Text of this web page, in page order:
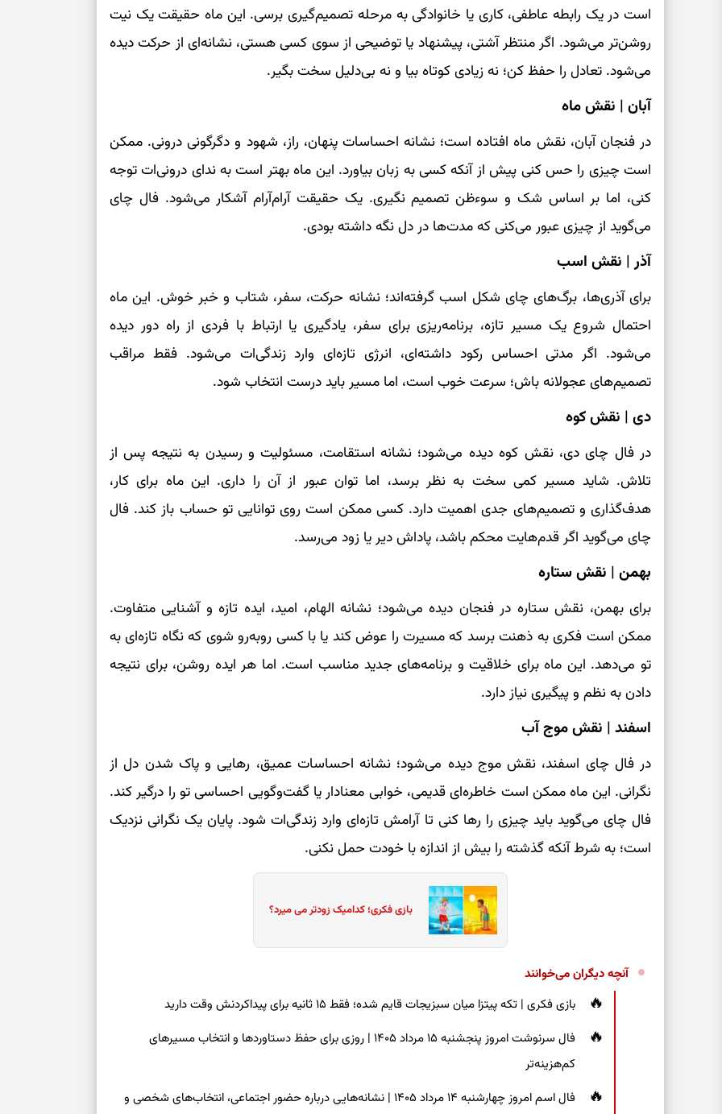
است در یک رابطه عاطفی، کاری یا خانوادگی به مرحله تصمیم‌گیری برسی. این ماه حقیقت یک نیت
روشن‌تر می‌شود. اگر منتظر آشتی، پیشنهاد یا توضیحی از سوی کسی هستی، نشانه‌ای از حرکت دیده
می‌شود. تعادل را حفظ کن؛ نه زیادی کوتاه بیا و نه بی‌دلیل سخت بگیر.
آبان | نقش ماه
در فنجان آبان، نقش ماه افتاده است؛ نشانه احساسات پنهان، راز، شهود و دگرگونی درونی. ممکن
است چیزی را حس کنی پیش از آنکه کسی به زبان بیاورد. این ماه بهتر است به ندای درونی‌ات توجه
کنی، اما بر اساس شک و سوءظن تصمیم نگیری. یک حقیقت آرام‌آرام آشکار می‌شود. فال چای
می‌گوید از چیزی عبور می‌کنی که مدت‌ها در دل نگه داشته بودی.
آذر | نقش اسب
برای آذری‌ها، برگ‌های چای شکل اسب گرفته‌اند؛ نشانه حرکت، سفر، شتاب و خبر خوش. این ماه
احتمال شروع یک مسیر تازه، برنامه‌ریزی برای سفر، یادگیری یا ارتباط با فردی از راه دور دیده
می‌شود. اگر مدتی احساس رکود داشته‌ای، انرژی تازه‌ای وارد زندگی‌ات می‌شود. فقط مراقب
تصمیم‌های عجولانه باش؛ سرعت خوب است، اما مسیر باید درست انتخاب شود.
دی | نقش کوه
در فال چای دی، نقش کوه دیده می‌شود؛ نشانه استقامت، مسئولیت و رسیدن به نتیجه پس از
تلاش. شاید مسیر کمی سخت به نظر برسد، اما توان عبور از آن را داری. این ماه برای کار،
هدف‌گذاری و تصمیم‌های جدی اهمیت دارد. کسی ممکن است روی توانایی تو حساب باز کند. فال
چای می‌گوید اگر قدم‌هایت محکم باشد، پاداش دیر یا زود می‌رسد.
بهمن | نقش ستاره
برای بهمن، نقش ستاره در فنجان دیده می‌شود؛ نشانه الهام، امید، ایده تازه و آشنایی متفاوت.
ممکن است فکری به ذهنت برسد که مسیرت را عوض کند یا با کسی روبه‌رو شوی که نگاه تازه‌ای به
تو می‌دهد. این ماه برای خلاقیت و برنامه‌های جدید مناسب است. اما هر ایده روشن، برای نتیجه
دادن به نظم و پیگیری نیاز دارد.
اسفند | نقش موج آب
در فال چای اسفند، نقش موج دیده می‌شود؛ نشانه احساسات عمیق، رهایی و پاک شدن دل از
نگرانی. این ماه ممکن است خاطره‌ای قدیمی، خوابی معنادار یا گفت‌وگویی احساسی تو را درگیر کند.
فال چای می‌گوید باید چیزی را رها کنی تا آرامش تازه‌ای وارد زندگی‌ات شود. پایان یک نگرانی نزدیک
است؛ به شرط آنکه گذشته را بیش از اندازه با خودت حمل نکنی.
بازی فکری؛ کدامیک زودتر می میرد؟
آنچه دیگران می‌خوانند
بازی فکری | تکه پیتزا میان سبزیجات قایم شده؛ فقط ۱۵ ثانیه برای پیداکردنش وقت دارید
فال سرنوشت امروز پنجشنبه ۱۵ مرداد ۱۴۰۵ | روزی برای حفظ دستاوردها و انتخاب مسیرهای
کم‌هزینه‌تر
فال اسم امروز چهارشنبه ۱۴ مرداد ۱۴۰۵ | نشانه‌هایی درباره حضور اجتماعی، انتخاب‌های شخصی و